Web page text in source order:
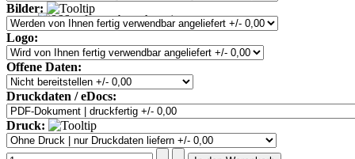
Bilder:
Logo:
Offene Daten:
Druckdaten / eDocs:
Druck: